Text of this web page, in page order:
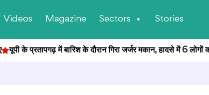
Videos Magazine Sectors Stories
के प्रतापगढ़ में बारिश के दौरान गिरा जर्जर मकान, हादसे में 6 लोगों की मौत